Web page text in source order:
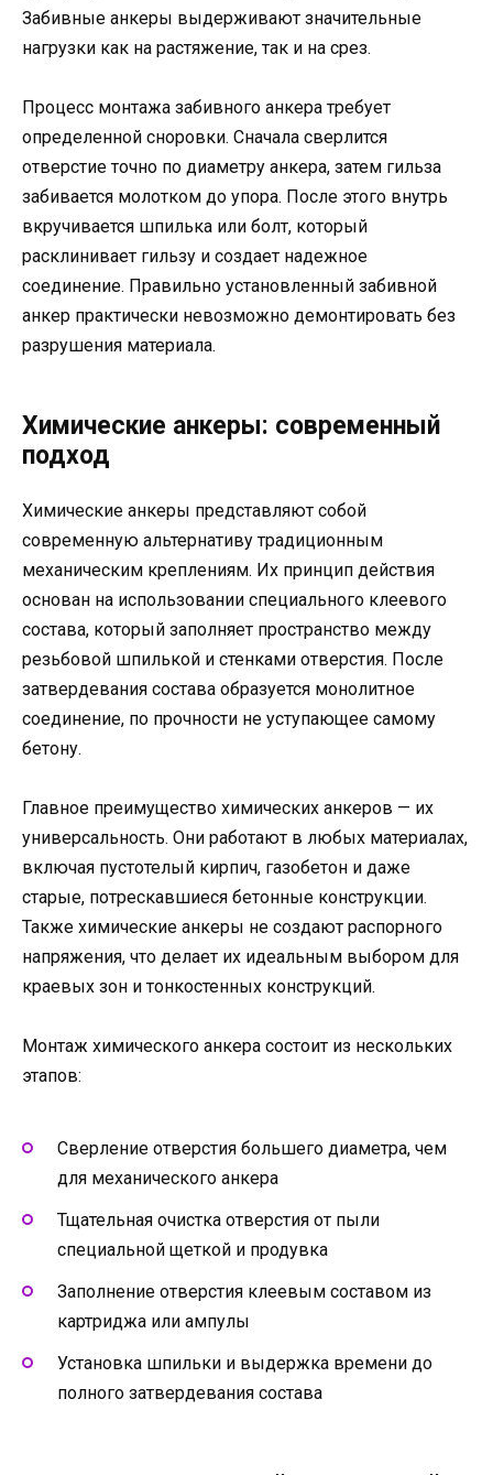
Забивные анкеры выдерживают значительные
нагрузки как на растяжение, так и на срез.
Процесс монтажа забивного анкера требует
определенной сноровки. Сначала сверлится
отверстие точно по диаметру анкера, затем гильза
забивается молотком до упора. После этого внутрь
вкручивается шпилька или болт, который
расклинивает гильзу и создает надежное
соединение. Правильно установленный забивной
анкер практически невозможно демонтировать без
разрушения материала.
Химические анкеры: современный
подход
Химические анкеры представляют собой
современную альтернативу традиционным
механическим креплениям. Их принцип действия
основан на использовании специального клеевого
состава, который заполняет пространство между
резьбовой шпилькой и стенками отверстия. После
затвердевания состава образуется монолитное
соединение, по прочности не уступающее самому
бетону.
Главное преимущество химических анкеров — их
универсальность. Они работают в любых материалах,
включая пустотелый кирпич, газобетон и даже
старые, потрескавшиеся бетонные конструкции.
Также химические анкеры не создают распорного
напряжения, что делает их идеальным выбором для
краевых зон и тонкостенных конструкций.
Монтаж химического анкера состоит из нескольких
этапов:
Сверление отверстия большего диаметра, чем
для механического анкера
Тщательная очистка отверстия от пыли
специальной щеткой и продувка
Заполнение отверстия клеевым составом из
картриджа или ампулы
Установка шпильки и выдержка времени до
полного затвердевания состава